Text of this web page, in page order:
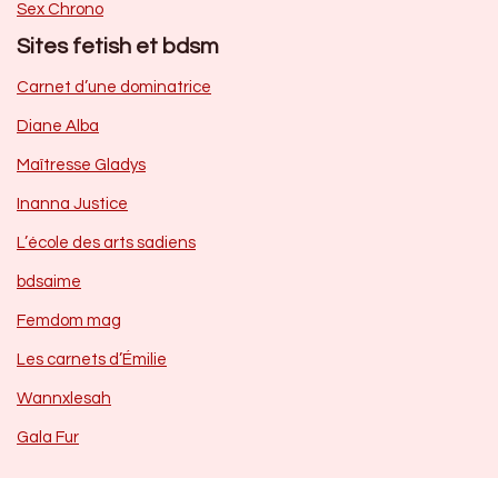
Sex Chrono
Sites fetish et bdsm
Carnet d’une dominatrice
Diane Alba
Maîtresse Gladys
Inanna Justice
L’école des arts sadiens
bdsaime
Femdom mag
Les carnets d’Émilie
Wannxlesah
Gala Fur